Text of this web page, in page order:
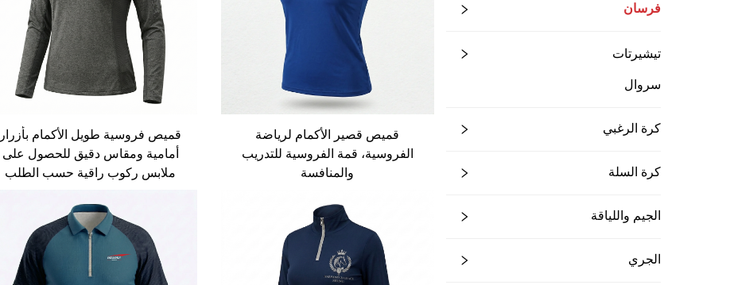
فرسان
تيشيرتات
سروال
كرة الرغبي
كرة السلة
الجيم واللياقة
الجري
قميص قصير الأكمام لرياضة
الفروسية، قمة الفروسية للتدريب
والمنافسة
قميص فروسية طويل الأكمام بأزرار
أمامية ومقاس دقيق للحصول على
ملابس ركوب راقية حسب الطلب